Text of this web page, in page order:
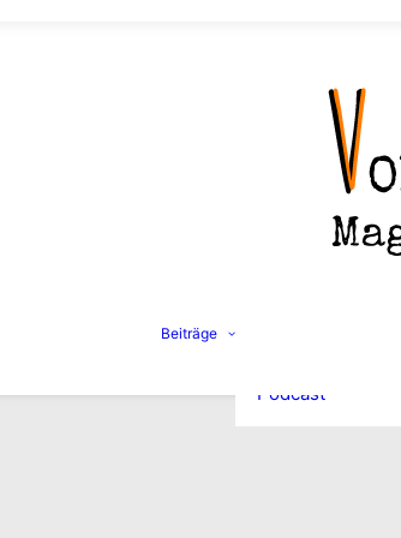
Beiträge
Podcast